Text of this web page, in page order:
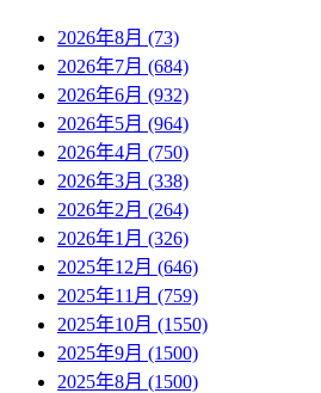
2026年8月 (73)
2026年7月 (684)
2026年6月 (932)
2026年5月 (964)
2026年4月 (750)
2026年3月 (338)
2026年2月 (264)
2026年1月 (326)
2025年12月 (646)
2025年11月 (759)
2025年10月 (1550)
2025年9月 (1500)
2025年8月 (1500)